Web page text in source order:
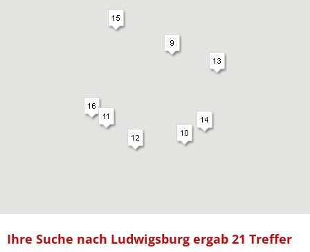
Ihre Suche nach Ludwigsburg ergab 21 Treffer